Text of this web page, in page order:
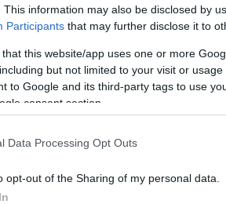
This information may also be disclosed by
Participants that may further disclose it to
that this website/app uses one or more
but not limited to your visit or
to Google and its third-party tags to use
consent section.
Data Processing Opt Outs
opt-out of the Sharing of my personal data.
ίδια με την
Η ΕΟΚ όρισε νέα ΚΕΔ, η
είναι ίδια με την
ΚΕΔ: Η νέα
τριμελή επιτροπή
Κορομηλά